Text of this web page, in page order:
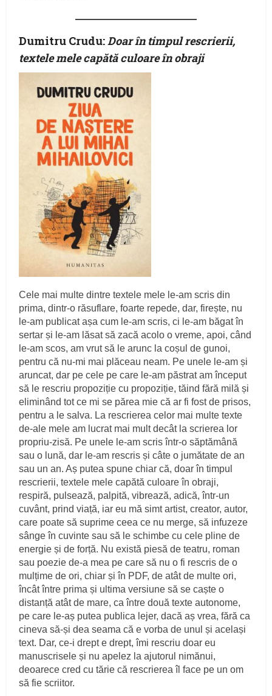
Dumitru Crudu:Doar în timpul rescrierii,
textele mele capătă culoare în obraji
Cele mai multe dintre textele mele le-am scris din
prima, dintr-o răsuflare, foarte repede, dar, firește, nu
le-am publicat așa cum le-am scris, ci le-am băgat în
sertar și le-am lăsat să zacă acolo o vreme, apoi, când
le-am scos, am vrut să le arunc la coșul de gunoi,
pentru că nu-mi mai plăceau neam. Pe unele le-am și
aruncat, dar pe cele pe care le-am păstrat am început
să le rescriu propoziție cu propoziție, tăind fără milă și
eliminând tot ce mi se părea mie că ar fi fost de prisos,
pentru a le salva. La rescrierea celor mai multe texte
de-ale mele am lucrat mai mult decât la scrierea lor
propriu-zisă. Pe unele le-am scris într-o săptămână
sau o lună, dar le-am rescris și câte o jumătate de an
sau un an. Aș putea spune chiar că, doar în timpul
rescrierii, textele mele capătă culoare în obraji,
respiră, pulsează, palpită, vibrează, adică, într-un
cuvânt, prind viață, iar eu mă simt artist, creator, autor,
care poate să suprime ceea ce nu merge, să infuzeze
sânge în cuvinte sau să le schimbe cu cele pline de
energie și de forță. Nu există piesă de teatru, roman
sau poezie de-a mea pe care să nu o fi rescris de o
mulțime de ori, chiar și în PDF, de atât de multe ori,
încât între prima și ultima versiune să se caște o
distanță atât de mare, ca între două texte autonome,
pe care le-aș putea publica lejer, dacă aș vrea, fără ca
cineva să-și dea seama că e vorba de unul și același
text. Dar, ce-i drept e drept, îmi rescriu doar eu
manuscrisele și nu apelez la ajutorul nimănui,
deoarece cred cu tărie că rescrierea îl face pe un om
să fie scriitor.